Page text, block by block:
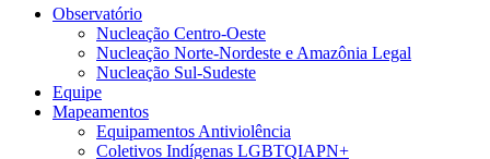
Observatório
Nucleação Centro-Oeste
Nucleação Norte-Nordeste e Amazônia Legal
Nucleação Sul-Sudeste
Equipe
Mapeamentos
Equipamentos Antiviolência
Coletivos Indígenas LGBTQIAPN+